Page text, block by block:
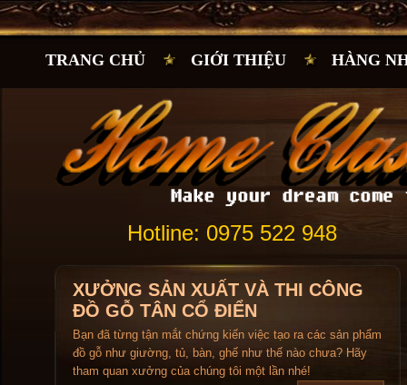
TRANG CHỦ GIỚI THIỆU HÀNG
Hotline: 0975 522 948
XƯỞNG SẢN XUẤT VÀ THI CÔNG
ĐỒ GỖ TÂN CỔ ĐIỂN
Bạn đã từng tận mắt chứng kiến việc tạo ra các sản phẩm
đồ gỗ như giường, tủ, bàn, ghế như thế nào chưa? Hãy
tham quan xưởng của chúng tôi một lần nhé!